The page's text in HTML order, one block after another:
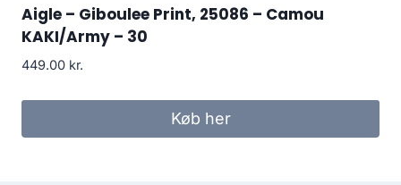
Aigle – Giboulee Print, 25086 – Camou
KAKI/Army – 30
449.00 kr.
Køb her